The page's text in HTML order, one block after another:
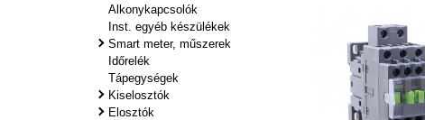
Alkonykapcsolók
Inst. egyéb készülékek
Smart meter, műszerek
Időrelék
Tápegységek
Kiselosztók
Elosztók